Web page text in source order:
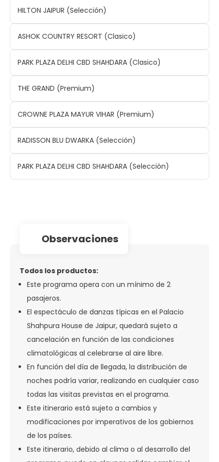
HILTON JAIPUR (Selección)
ASHOK COUNTRY RESORT (Clasico)
PARK PLAZA DELHI CBD SHAHDARA (Clasico)
THE GRAND (Premium)
CROWNE PLAZA MAYUR VIHAR (Premium)
RADISSON BLU DWARKA (Selección)
PARK PLAZA DELHI CBD SHAHDARA (Selección)
observaciones
Todos los productos:
Este programa opera con un mínimo de 2
pasajeros.
El espectáculo de danzas típicas en el Palacio
Shahpura House de Jaipur, quedará sujeto a
cancelación en función de las condiciones
climatológicas al celebrarse al aire libre.
En función del día de llegada, la distribución de
noches podría variar, realizando en cualquier caso
todas las visitas previstas en el programa.
Este itinerario está sujeto a cambios y
modificaciones por imperativos de los gobiernos
de los países.
Este itinerario, debido al clima o al desarrollo del